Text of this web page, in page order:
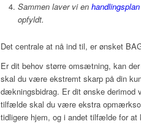
Sammen laver vi en handlingsplan
opfyldt.
Det centrale at nå ind til, er ønsket
Er dit behov større omsætning, kan
skal du være ekstremt skarp på din
dækningsbidrag. Er dit ønske derimod
tilfælde skal du være ekstra
tidligere hjem, og i andet tilfælde for at